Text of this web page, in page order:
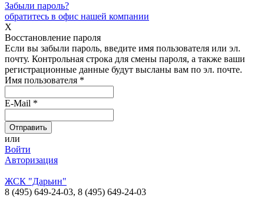
Забыли пароль?
обратитесь в офис нашей компании
X
Восстановление пароля
Если вы забыли пароль, введите имя пользователя или эл.
почту. Контрольная строка для смены пароля, а также ваши
регистрационные данные будут высланы вам по эл. почте.
Имя пользователя *
E-Mail *
или
Войти
Авторизация
ЖСК "Дарьин"
8 (495) 649-24-03, 8 (495) 649-24-03